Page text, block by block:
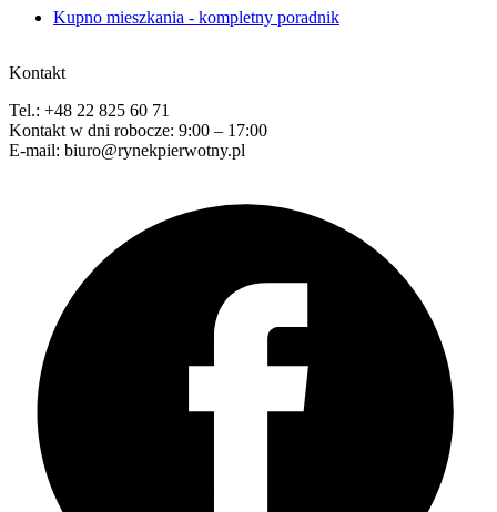
Kupno mieszkania - kompletny poradnik
Kontakt
Tel.: +48 22 825 60 71
Kontakt w dni robocze: 9:00 – 17:00
E-mail: biuro@rynekpierwotny.pl